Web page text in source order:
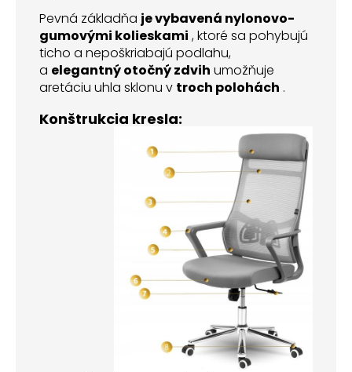
Pevná základňa je vybavená nylonovo-
gumovými kolieskami , ktoré sa pohybujú
ticho a nepoškriabajú podlahu,
a elegantný otočný zdvih umožňuje
aretáciu uhla sklonu v troch polohách .
Konštrukcia kresla: